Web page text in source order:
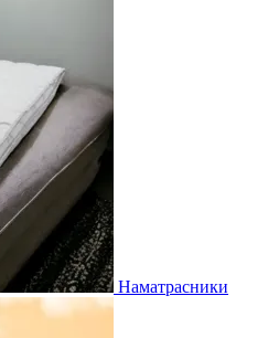
Наматрасники